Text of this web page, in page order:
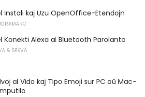
Instali kaj Uzu OpenOffice-Etendojn
Konekti Alexa al Bluetooth Parolanto
& SEKVA
al Vido kaj Tipo Emoji sur PC aŭ Mac-